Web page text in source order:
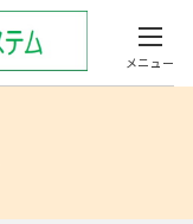
メニュー